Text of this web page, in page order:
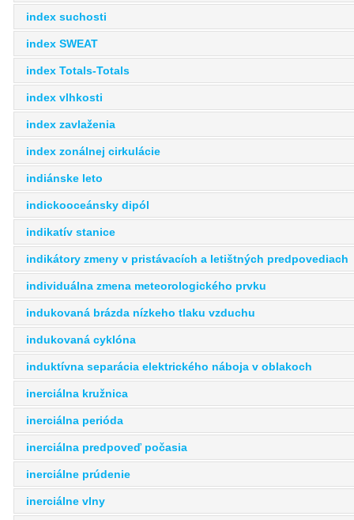
index suchosti
index SWEAT
index Totals-Totals
index vlhkosti
index zavlaženia
index zonálnej cirkulácie
indiánske leto
indickooceánsky dipól
indikatív stanice
indikátory zmeny v pristávacích a letištných predpovediach
individuálna zmena meteorologického prvku
indukovaná brázda nízkeho tlaku vzduchu
indukovaná cyklóna
induktívna separácia elektrického náboja v oblakoch
inerciálna kružnica
inerciálna perióda
inerciálna predpoveď počasia
inerciálne prúdenie
inerciálne vlny